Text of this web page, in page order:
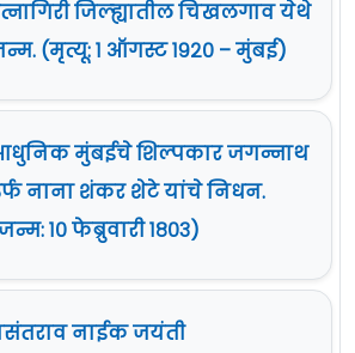
जिल्ह्यातील चिखलगाव येथे
(मृत्यू: १ ऑगस्ट १९२० – मुंबई)
मुंबईचे शिल्पकार जगन्नाथ
नाना शंकर शेटे यांचे निधन.
१० फेब्रुवारी १८०३)
नाईक जयंती